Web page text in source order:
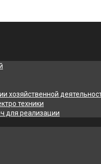
хозяйственной
техники
для реализации